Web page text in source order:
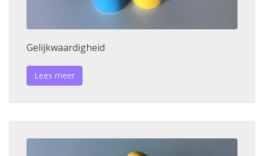
Gelijkwaardigheid
Lees meer